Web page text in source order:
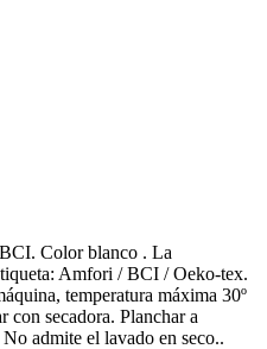
Color blanco . La
Amfori / BCI / Oeko-tex.
temperatura máxima 30º
con secadora. Planchar a
admite el lavado en seco..